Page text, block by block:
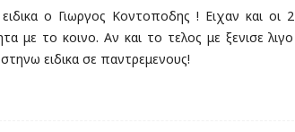
ο Γιωργος Κοντοποδης ! Ειχαν και οι 2
με το κοινο. Αν και το τελος με ξενισε λιγο
ειδικα σε παντρεμενους!